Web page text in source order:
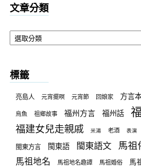
文章分類
文
章
標籤
亮島人 元宵擺暝 元宵節 回娘家 方言
烏魚 祖鄉故事 福州方言 福州話
福建女兒走親戚 米湯 老酒 表演
閩東方言 閩東語 閩東語文 馬祖
馬祖地名 馬祖地名趣譚 馬祖婚俗 馬